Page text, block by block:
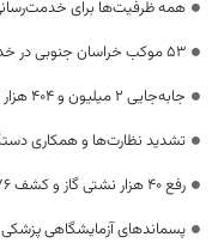
همه ظرفیت‌ها برای
53 موکب خراسان جنوبی در خدمت زائران اربعین
جابه‌جایی 2 میلیون و 404 هزار تن کالا از خراسان جنوبی به سراسر کشور
تشدید نظارت‌ها و همکاری
رفع 40 هزار نشتی گاز و کشف 76 مورد سرقت گاز در چهار ماهه نخست سال
پسماندهای آزمایشگاهی